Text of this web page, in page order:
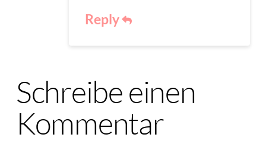
Reply
Schreibe einen
Kommentar